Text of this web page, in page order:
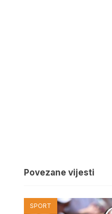
Povezane vijesti
SPORT